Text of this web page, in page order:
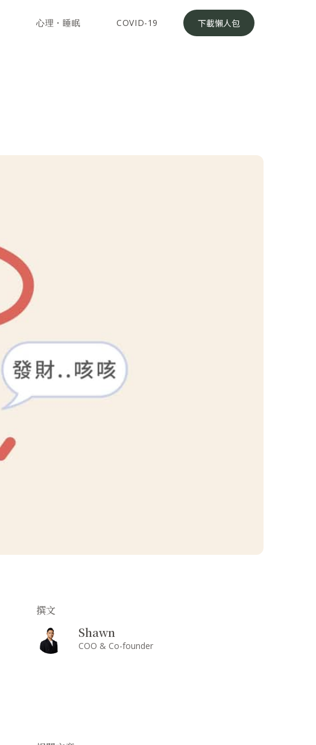
心理・睡眠 COVID-19 下載懶人包
撰文
Shawn
COO & Co-founder